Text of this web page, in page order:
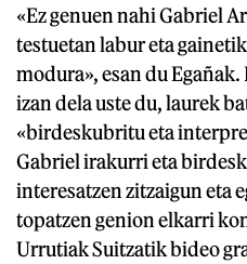
«Ez genuen nahi Gabriel
testuetan labur eta
modura», esan du
izan dela uste du, laurek
«birdeskubritu eta
Gabriel irakurri eta
interesatzen zitzaigun eta
topatzen genion elkarri
Urrutiak Suitzatik bideo